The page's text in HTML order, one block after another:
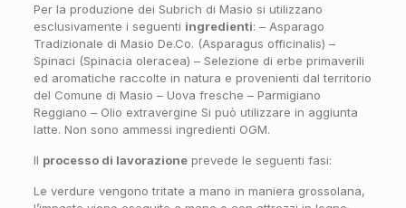
Per la produzione dei Subrich di Masio si utilizzano
esclusivamente i seguenti ingredienti: – Asparago
Tradizionale di Masio De.Co. (Asparagus officinalis) –
Spinaci (Spinacia oleracea) – Selezione di erbe primaverili
ed aromatiche raccolte in natura e provenienti dal territorio
del Comune di Masio – Uova fresche – Parmigiano
Reggiano – Olio extravergine Si può utilizzare in aggiunta
latte. Non sono ammessi ingredienti OGM.
Il processo di lavorazioneprevede le seguenti fasi:
Le verdure vengono tritate a mano in maniera grossolana,